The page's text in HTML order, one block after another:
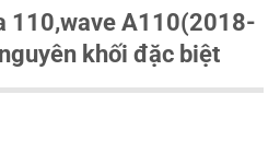
110,wave A110(2018-
khối đặc biệt